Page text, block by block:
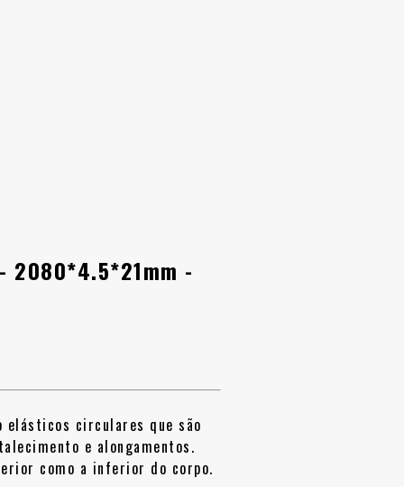
2080*4.5*21mm -
elásticos circulares que são
e alongamentos.
como a inferior do corpo.